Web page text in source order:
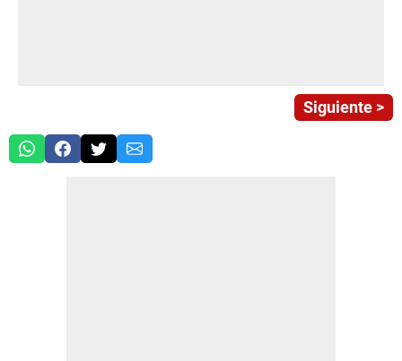
Siguiente >